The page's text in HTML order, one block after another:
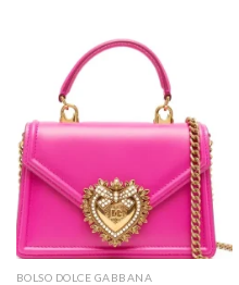
BOLSO DOLCE GABBANA